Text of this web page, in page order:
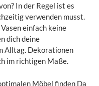
In der Regel ist es
verwenden musst.
einfach keine
dich deine
Alltag. Dekorationen
im richtigen Maße.
Möbel finden Da